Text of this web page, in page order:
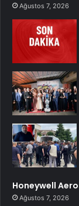
Ağustos 7, 2026
Honeywell
Ağustos 7, 2026